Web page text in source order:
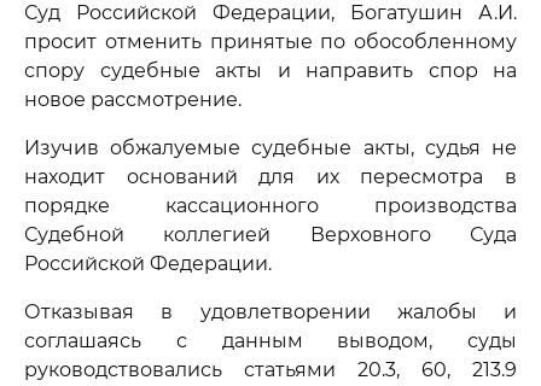
Суд Российской Федерации, Богатушин А.И.
просит отменить принятые по обособленному
спору судебные акты и направить спор на
новое рассмотрение.
Изучив обжалуемые судебные акты, судья не
находит оснований для их пересмотра в
порядке кассационного производства
Судебной коллегией Верховного Суда
Российской Федерации.
Отказывая в удовлетворении жалобы и
соглашаясь с данным выводом, суды
руководствовались статьями 20.3, 60, 213.9